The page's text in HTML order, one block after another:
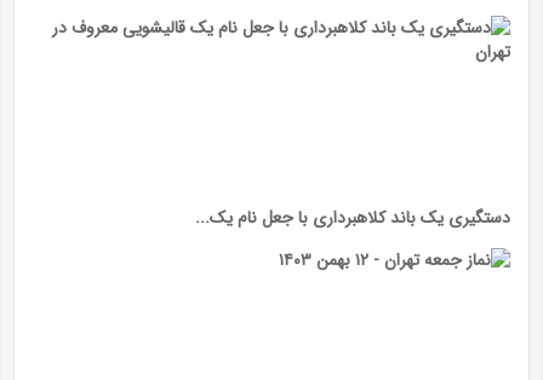
دستگیری یک باند کلاهبرداری با جعل نام یک...